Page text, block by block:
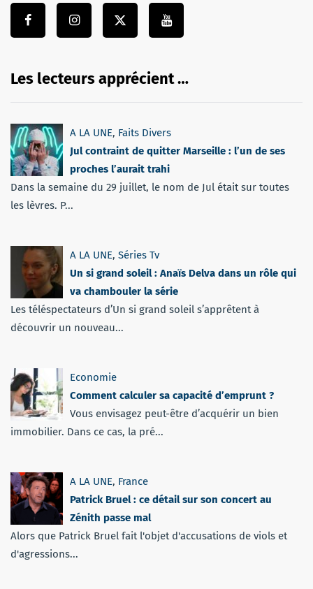
Les lecteurs apprécient …
A LA UNE, Faits Divers
Jul contraint de quitter Marseille : l’un de ses
proches l’aurait trahi
Dans la semaine du 29 juillet, le nom de Jul était sur toutes
les lèvres. P...
A LA UNE, Séries Tv
Un si grand soleil : Anaïs Delva dans un rôle qui
va chambouler la série
Les téléspectateurs d’Un si grand soleil s’apprêtent à
découvrir un nouveau...
Economie
Comment calculer sa capacité d’emprunt ?
Vous envisagez peut-être d’acquérir un bien
immobilier. Dans ce cas, la pré...
A LA UNE, France
Patrick Bruel : ce détail sur son concert au
Zénith passe mal
Alors que Patrick Bruel fait l'objet d'accusations de viols et
d'agressions...